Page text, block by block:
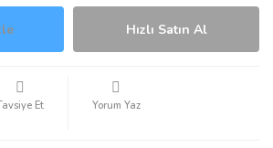
Hızlı Satın Al
Et Yorum Yaz